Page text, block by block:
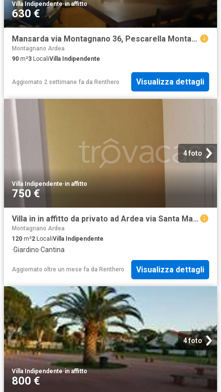
Villa Indipendente·in affitto
630 €
Mansarda via Montagnano 36, Pescarella Montagnano di Ardea, Ardea
Montagnano Ardea
90 m²3 LocaliVilla Indipendente
Aggiornato 2 settimane fa da Renthero Visualizza dettagli
4 foto
Villa Indipendente·in affitto
750 €
Villa in in affitto da privato ad Ardea via Santa Marinella, 22, giardino, da privato, caminetto TrovaCasa
Montagnano Ardea
120 m²2 LocaliVilla Indipendente
·Giardino·Cantina
Aggiornato oltre un mese fa da Renthero Visualizza dettagli
4 foto
Villa Indipendente·in affitto
800 €